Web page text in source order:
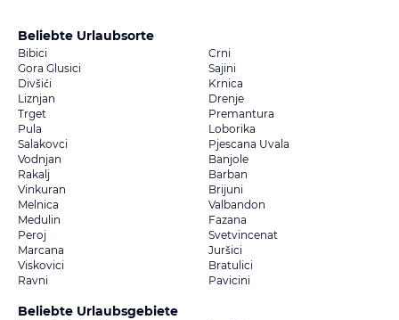
Beliebte Urlaubsorte
Bibici
Crni
Gora Glusici
Sajini
Divšići
Krnica
Liznjan
Drenje
Trget
Premantura
Pula
Loborika
Salakovci
Pjescana Uvala
Vodnjan
Banjole
Rakalj
Barban
Vinkuran
Brijuni
Melnica
Valbandon
Medulin
Fazana
Peroj
Svetvincenat
Marcana
Juršici
Viskovici
Bratulici
Ravni
Pavicini
Beliebte Urlaubsgebiete